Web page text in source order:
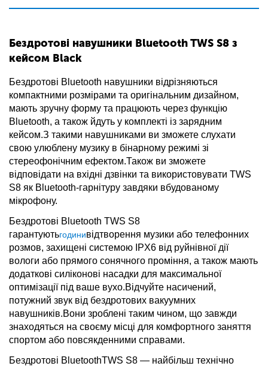
Бездротові навушники Bluetooth TWS S8 з
кейсом Black
Бездротові Bluetooth навушники відрізняються
компактними розмірами та оригінальним дизайном,
мають зручну форму та працюють через функцію
Bluetooth, а також йдуть у комплекті із зарядним
кейсом.З такими навушниками ви зможете слухати
свою улюблену музику в бінарному режимі зі
стереофонічним ефектом.Також ви зможете
відповідати на вхідні дзвінки та використовувати TWS
S8 як Bluetooth-гарнітуру завдяки вбудованому
мікрофону.
Бездротові Bluetooth TWS S8
гарантуютьгодинивідтворення музики або телефонних
розмов, захищені системою IPX6 від руйнівної дії
вологи або прямого сонячного проміння, а також мають
додаткові силіконові насадки для максимальної
оптимізації під ваше вухо.Відчуйте насичений,
потужний звук від бездротових вакуумних
навушників.Вони зроблені таким чином, що завжди
знаходяться на своєму місці для комфортного заняття
спортом або повсякденними справами.
Бездротові BluetoothTWS S8 — найбільш технічно